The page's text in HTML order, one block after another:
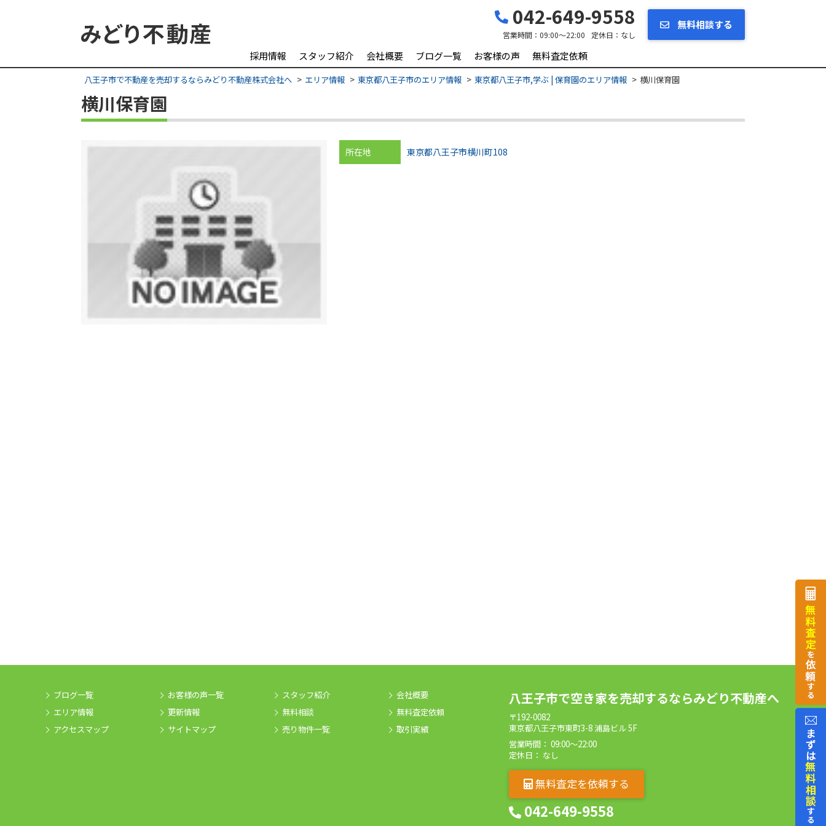
042-649-9558
営業時間： 09:00～22:00 定休日： なし
無料相談する
採用情報 スタッフ紹介 会社概要 ブログ一覧 お客様の声 無料査定依頼
八王子市で不動産を売却するならみどり不動産株式会社へ エリア情報 東京都八王子市のエリア情報 東京都八王子市,学ぶ | 保育園のエリア情報 横川保育園
横川保育園
所在地 東京都八王子市横川町108
ブログ一覧
エリア情報
アクセスマップ
お客様の声一覧
更新情報
サイトマップ
スタッフ紹介
無料相談
売り物件一覧
会社概要
無料査定依頼
取引実績
八王子市で空き家を売却するならみどり不動産へ
〒192-0082
東京都八王子市東町3-8 浦島ビル 5F
営業時間： 09:00～22:00
定休日： なし
無料査定を依頼する
042-649-9558